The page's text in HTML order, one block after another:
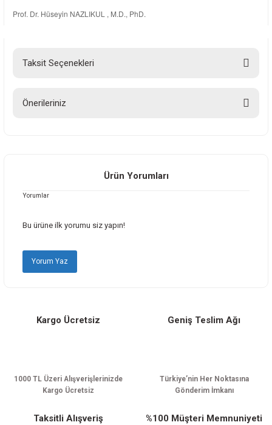
Prof. Dr. Hüseyin NAZLIKUL , M.D., PhD.
Taksit Seçenekleri
Önerileriniz
Ürün resmi kalitesiz, bozuk veya görüntülenemiyor.
Ürün bilgilerinde hatalar bulunuyor.
Bu ürüne benzer farklı alternatifler olmalı.
Ürün Yorumları
Yorumlar
Bu ürüne ilk yorumu siz yapın!
Yorum Yaz
Kargo Ücretsiz
1000 TL Üzeri Alışverişlerinizde
Kargo Ücretsiz
Geniş Teslim Ağı
Türkiye’nin Her Noktasına
Gönderim İmkanı
Taksitli Alışveriş %100 Müşteri Memnuniyeti